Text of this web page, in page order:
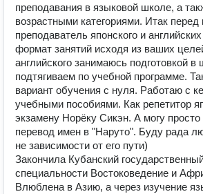
преподавания в языковой школе, а
возрастными категориями. Итак перед
преподаватель японского и
формат занятий исходя из ваших
английского занимаюсь подготовкой в
подтягиваем по учебной программе.
вариант обучения с нуля. Работаю с
учебными пособиями. Как репетитор
экзамену Норёку Сикэн. А могу просто
перевод имен в "Наруто". Буду рада
не зависимости от его пути)
Закончила Кубанский
специальности Востоковедение и
Влюблена в Азию, а через изучение